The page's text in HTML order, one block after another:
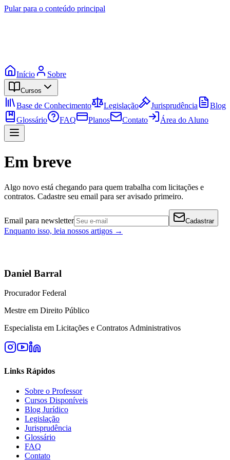
Pular para o conteúdo principal
Início Sobre
Cursos
Base de Conhecimento Legislação Jurisprudência
Blog
Glossário
FAQ Planos Contato Área do Aluno
Em breve
Algo novo está chegando para quem trabalha com licitações e
contratos. Cadastre seu email para ser avisado primeiro.
Email para newsletter Cadastrar
Enquanto isso, leia nossos artigos →
Daniel Barral
Procurador Federal
Mestre em Direito Público
Especialista em Licitações e Contratos Administrativos
Links Rápidos
Sobre o Professor
Cursos Disponíveis
Blog Jurídico
Legislação
Jurisprudência
Glossário
FAQ
Contato